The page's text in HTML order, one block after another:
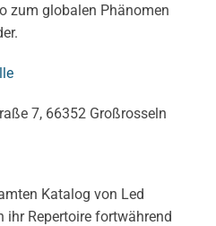
zum globalen Phänomen
7, 66352 Großrosseln
Katalog von Led
ihr Repertoire fortwährend